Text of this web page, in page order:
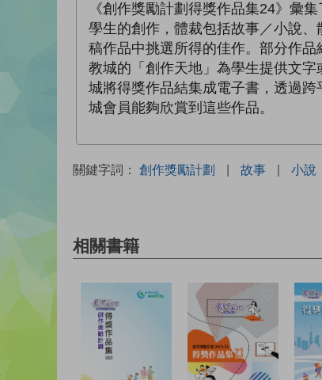
《創作獎勵計劃得獎作品集24》彙
學生的創作，體裁包括故事／小說
稿作品中挑選所得的佳作。部分作品
教城的「創作天地」為學生提供文
城將得獎作品結集成電子書，透過
城會員能夠欣賞到這些作品。
關鍵字詞： 創作獎勵計劃 | 故事 | 小說
相關書籍